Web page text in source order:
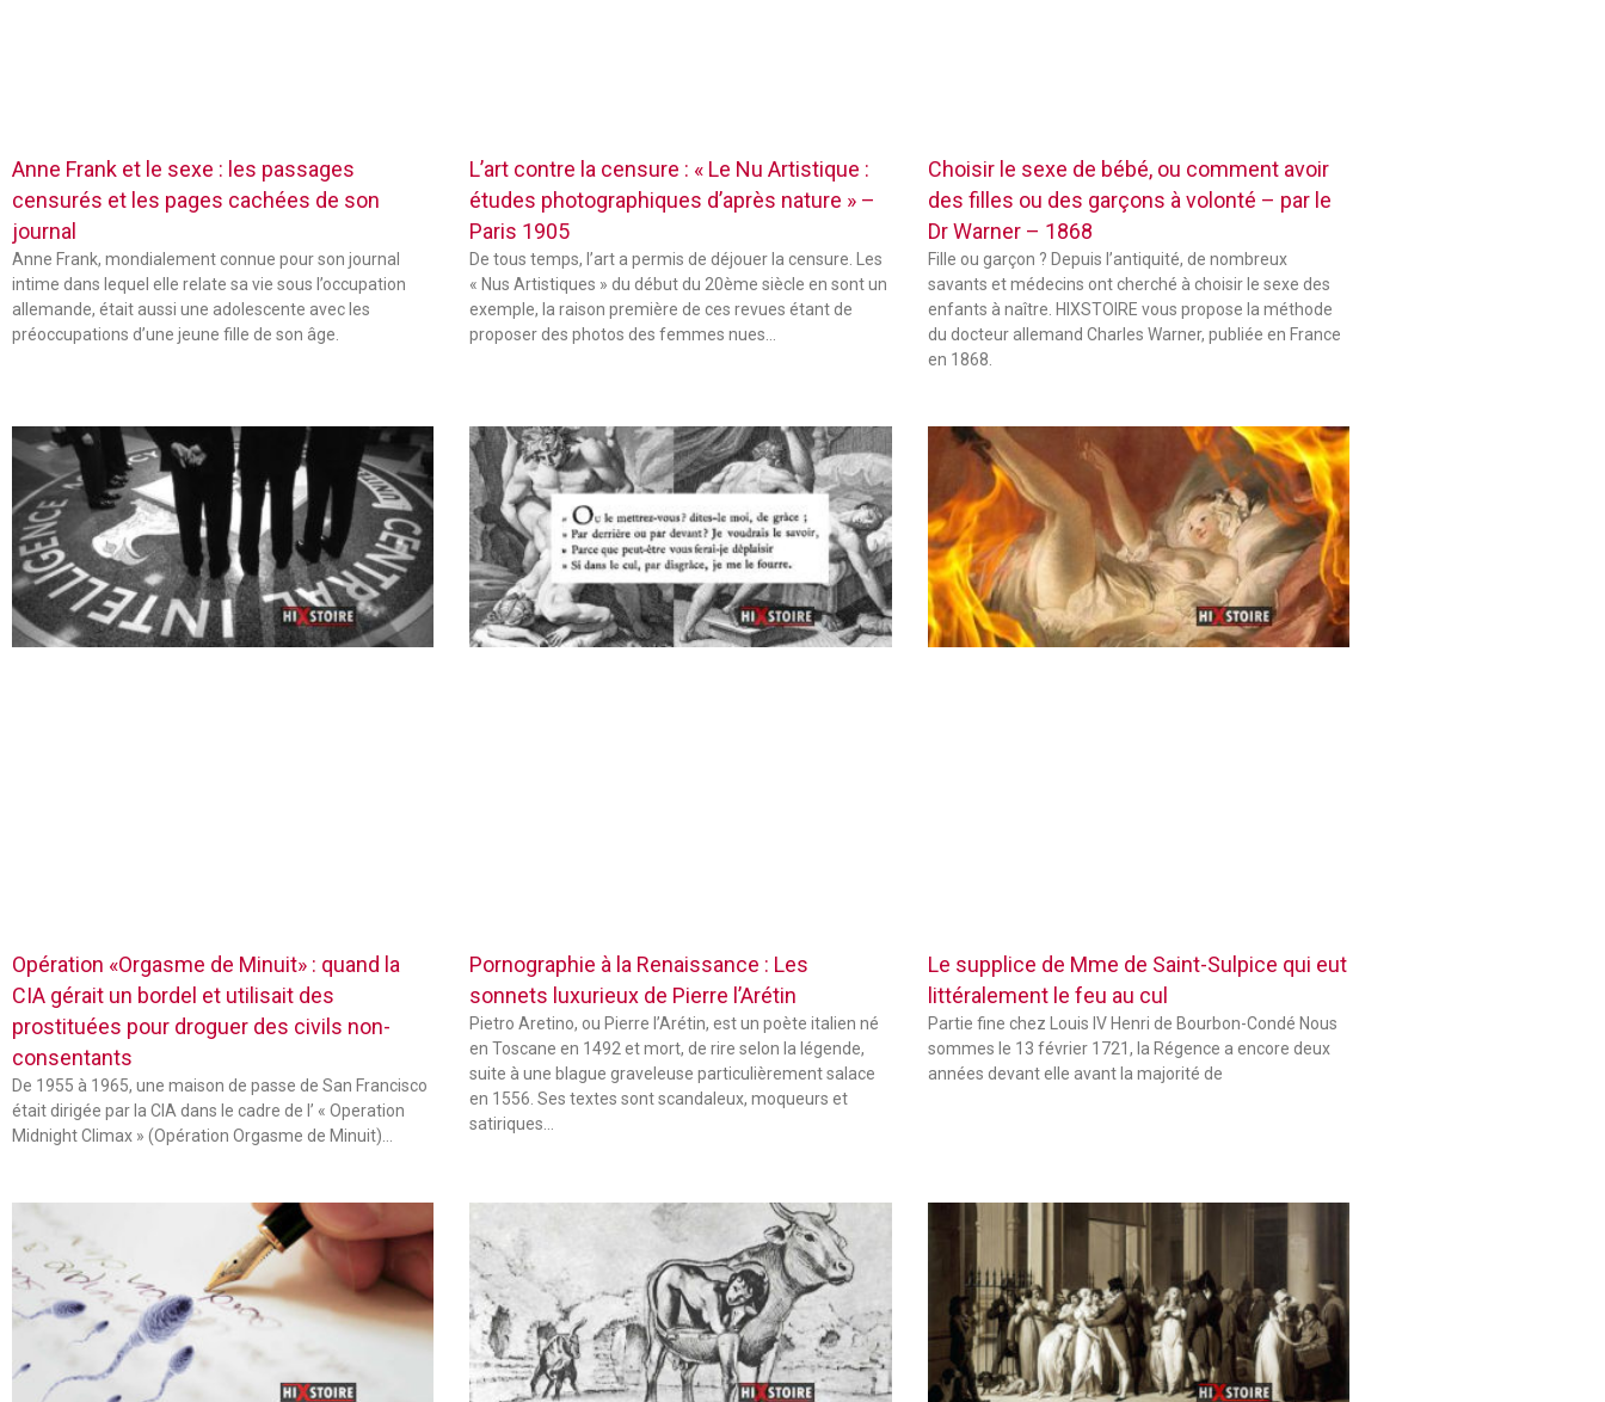
Anne Frank et le sexe : les passages
censurés et les pages cachées de son
journal
Anne Frank, mondialement connue pour son journal
intime dans lequel elle relate sa vie sous l’occupation
allemande, était aussi une adolescente avec les
préoccupations d’une jeune fille de son âge.
L’art contre la censure : « Le Nu Artistique :
études photographiques d’après nature » –
Paris 1905
De tous temps, l’art a permis de déjouer la censure. Les
« Nus Artistiques » du début du 20ème siècle en sont un
exemple, la raison première de ces revues étant de
proposer des photos des femmes nues…
Choisir le sexe de bébé, ou comment avoir
des filles ou des garçons à volonté – par le
Dr Warner – 1868
Fille ou garçon ? Depuis l’antiquité, de nombreux
savants et médecins ont cherché à choisir le sexe des
enfants à naître. HIXSTOIRE vous propose la méthode
du docteur allemand Charles Warner, publiée en France
en 1868.
Opération «Orgasme de Minuit» : quand la
CIA gérait un bordel et utilisait des
prostituées pour droguer des civils non-
consentants
De 1955 à 1965, une maison de passe de San Francisco
était dirigée par la CIA dans le cadre de l’ « Operation
Midnight Climax » (Opération Orgasme de Minuit)…
Pornographie à la Renaissance : Les
sonnets luxurieux de Pierre l’Arétin
Pietro Aretino, ou Pierre l’Arétin, est un poète italien né
en Toscane en 1492 et mort, de rire selon la légende,
suite à une blague graveleuse particulièrement salace
en 1556. Ses textes sont scandaleux, moqueurs et
satiriques…
Le supplice de Mme de Saint-Sulpice qui eut
littéralement le feu au cul
Partie fine chez Louis IV Henri de Bourbon-Condé Nous
sommes le 13 février 1721, la Régence a encore deux
années devant elle avant la majorité de